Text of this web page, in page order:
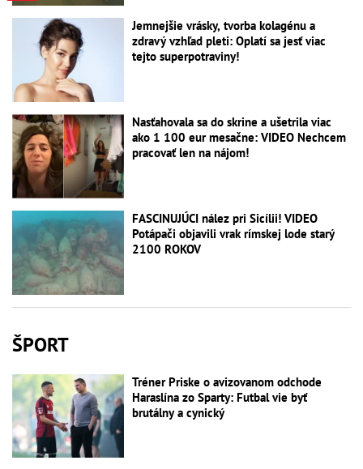
Jemnejšie vrásky, tvorba kolagénu a
zdravý vzhľad pleti: Oplatí sa jesť viac
tejto superpotraviny!
Nasťahovala sa do skrine a ušetrila viac
ako 1 100 eur mesačne: VIDEO Nechcem
pracovať len na nájom!
FASCINUJÚCI nález pri Sicílii! VIDEO
Potápači objavili vrak rímskej lode starý
2100 ROKOV
ŠPORT
Tréner Priske o avizovanom odchode
Haraslína zo Sparty: Futbal vie byť
brutálny a cynický